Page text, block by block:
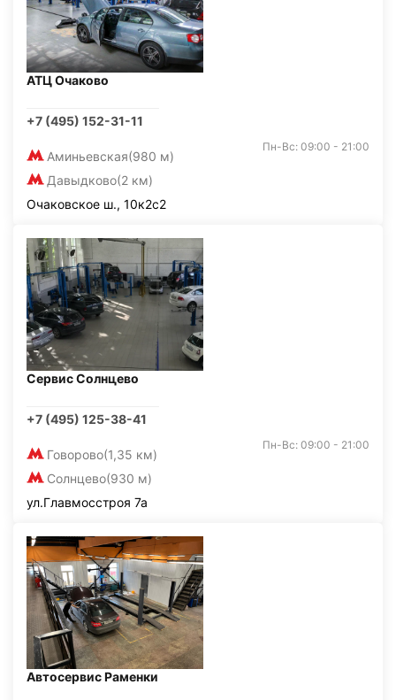
АТЦ Очаково
+7 (495) 152-31-11
Аминьевская(980 м)
Давыдково(2 км)
Пн-Вс: 09:00 - 21:00
Очаковское ш., 10к2с2
Сервис Солнцево
+7 (495) 125-38-41
Говорово(1,35 км)
Солнцево(930 м)
Пн-Вс: 09:00 - 21:00
ул.Главмосстроя 7а
Автосервис Раменки